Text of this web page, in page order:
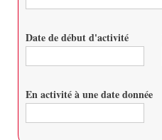
Date de début d'activité
En activité à une date donnée